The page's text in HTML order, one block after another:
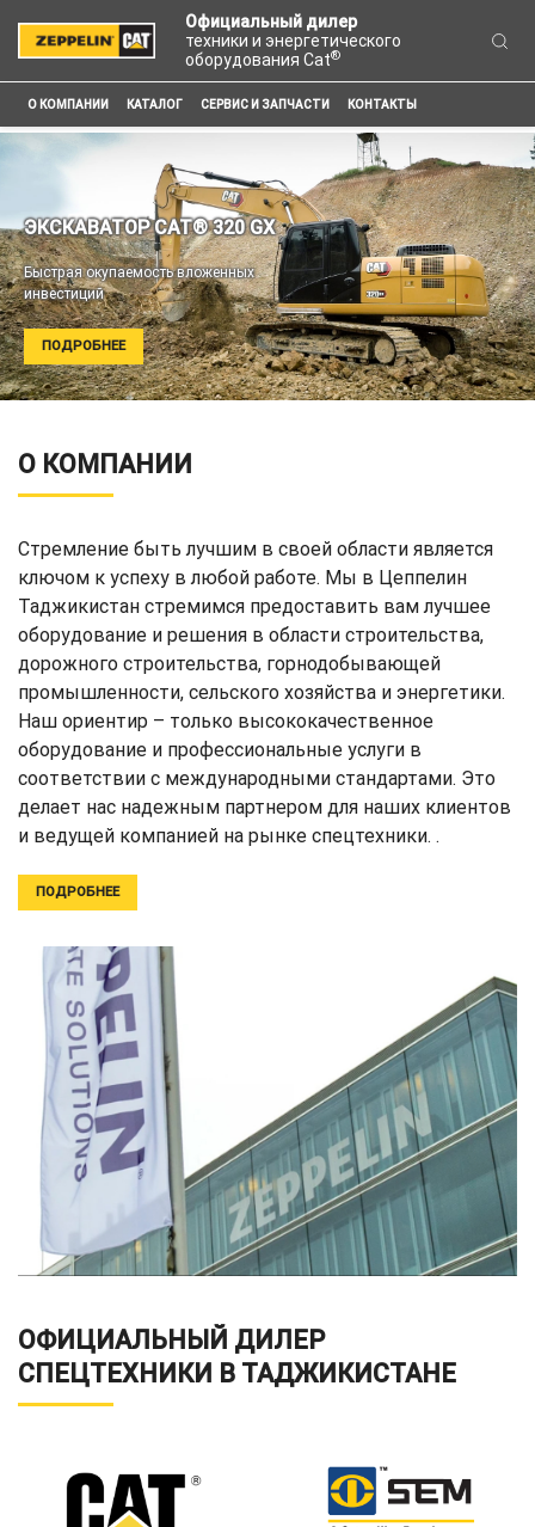
Официальный дилер
техники и энергетического
оборудования Cat®
О КОМПАНИИ КАТАЛОГ СЕРВИС И ЗАПЧАСТИ КОНТАКТЫ
ЭКСКАВАТОР CAT® 320 GX
Быстрая окупаемость вложенных
инвестиций
ПОДРОБНЕЕ
О КОМПАНИИ
Стремление быть лучшим в своей области является
ключом к успеху в любой работе. Мы в Цеппелин
Таджикистан стремимся предоставить вам лучшее
оборудование и решения в области строительства,
дорожного строительства, горнодобывающей
промышленности, сельского хозяйства и энергетики.
Наш ориентир – только высококачественное
оборудование и профессиональные услуги в
соответствии с международными стандартами. Это
делает нас надежным партнером для наших клиентов
и ведущей компанией на рынке спецтехники. .
ПОДРОБНЕЕ
ОФИЦИАЛЬНЫЙ ДИЛЕР
СПЕЦТЕХНИКИ В ТАДЖИКИСТАНЕ